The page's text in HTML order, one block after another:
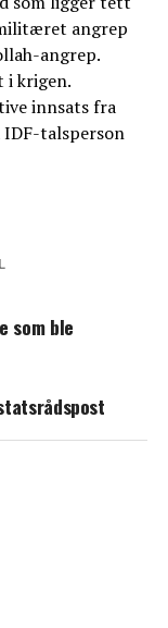
angrep
angrep.
i krigen.
innsats fra
IDF-talsperson
som ble